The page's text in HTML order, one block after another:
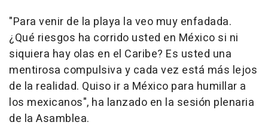
"Para venir de la playa la veo muy enfadada.
¿Qué riesgos ha corrido usted en México si ni
siquiera hay olas en el Caribe? Es usted una
mentirosa compulsiva y cada vez está más lejos
de la realidad. Quiso ir a México para humillar a
los mexicanos", ha lanzado en la sesión plenaria
de la Asamblea.